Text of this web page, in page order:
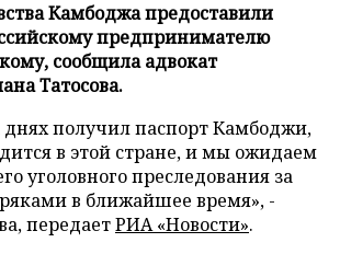
Камбоджа предоставили
предпринимателю
сообщила адвокат
Татосова.
днях получил паспорт Камбоджи,
в этой стране, и мы ожидаем
уголовного преследования за
в ближайшее время», -
передаетРИА «Новости».